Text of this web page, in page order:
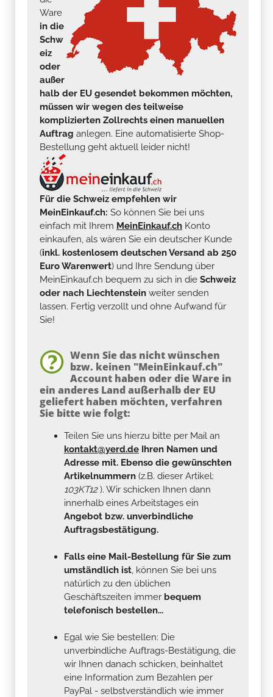
Ware
in die
Schw
eiz
oder
außer
halb der EU gesendet bekommen möchten,
müssen wir wegen des teilweise
komplizierten Zollrechts einen manuellen
Auftrag anlegen. Eine automatisierte Shop-
Bestellung geht aktuell leider nicht!
Für die Schweiz empfehlen wir
MeinEinkauf.ch: So können Sie bei uns
einfach mit Ihrem MeinEinkauf.ch Konto
einkaufen, als wären Sie ein deutscher Kunde
(inkl. kostenlosem deutschen Versand ab 250
Euro Warenwert) und Ihre Sendung über
MeinEinkauf.ch bequem zu sich in die Schweiz
oder nach Liechtenstein weiter senden
lassen. Fertig verzollt und ohne Aufwand für
Sie!
Wenn Sie das nicht wünschen
bzw. keinen "MeinEinkauf.ch"
Account haben oder die Ware in
ein anderes Land außerhalb der EU
geliefert haben möchten, verfahren
Sie bitte wie folgt:
Teilen Sie uns hierzu bitte per Mail an
kontakt@yerd.de Ihren Namen und
Adresse mit. Ebenso die gewünschten
Artikelnummern (z.B. dieser Artikel:
103KT12). Wir schicken Ihnen dann
innerhalb eines Arbeitstages ein
Angebot bzw. unverbindliche
Auftragsbestätigung.
Falls eine Mail-Bestellung für Sie zum
umständlich ist, können Sie bei uns
natürlich zu den üblichen
Geschäftszeiten immer bequem
telefonisch bestellen...
Egal wie Sie bestellen: Die
unverbindliche Auftrags-Bestätigung, die
wir Ihnen danach schicken, beinhaltet
eine Information zum Bezahlen per
PayPal - selbstverständlich wie immer